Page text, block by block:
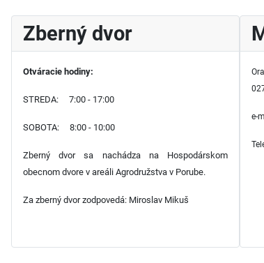
Zberný dvor
Otváracie hodiny:
STREDA: 7:00 - 17:00
SOBOTA: 8:00 - 10:00
Zberný dvor sa nachádza na Hospodárskom
obecnom dvore v areáli Agrodružstva v Porube.
Za zberný dvor zodpovedá: Miroslav Mikuš
e-